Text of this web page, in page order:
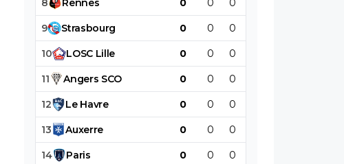
8 Rennes 0 0 0
9 Strasbourg 0 0 0
10 LOSC Lille 0 0 0
11 Angers SCO 0 0 0
12 Le Havre 0 0 0
13 Auxerre 0 0 0
14 Paris 0 0 0